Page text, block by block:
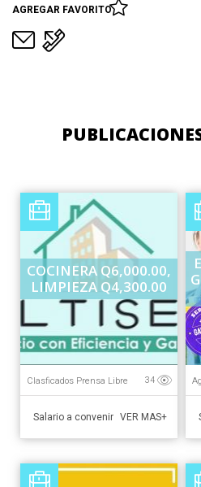
AGREGAR FAVORITO
COCINERA Q6,000.00,
LIMPIEZA Q4,300.00
Clasficados Prensa Libre 34
Salario a convenir VER MAS+